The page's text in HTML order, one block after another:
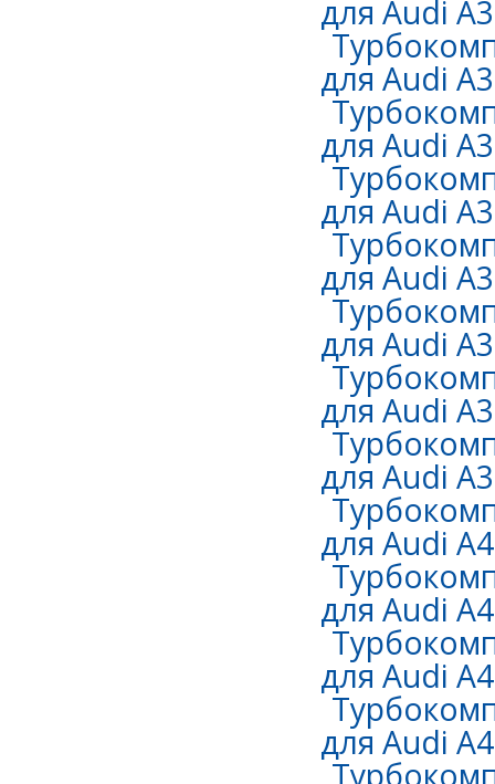
для Audi
для Audi
для Audi
для Audi
для Audi
для Audi
для Audi
для Audi
для Audi
для Audi
для Audi
для Audi